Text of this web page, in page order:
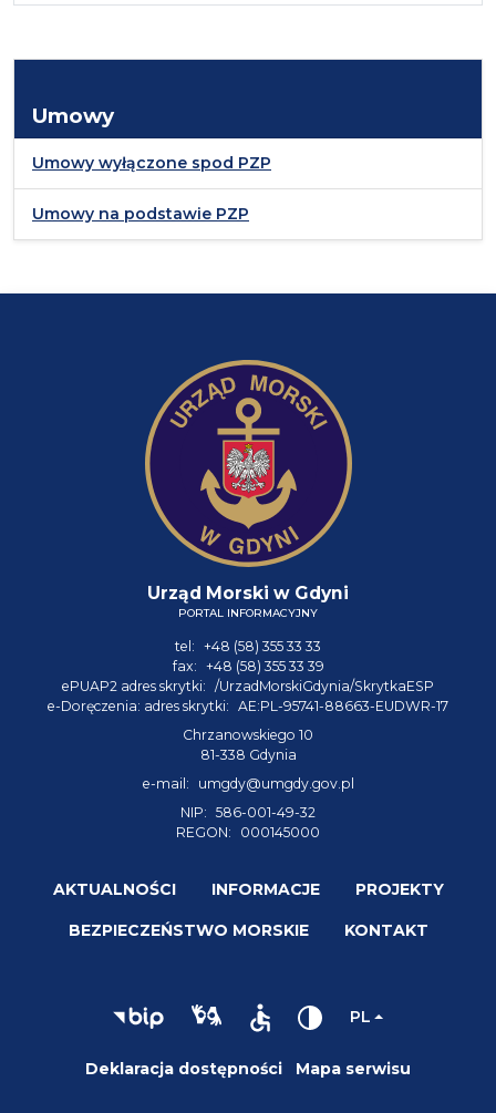
Umowy
Umowy wyłączone spod PZP
Umowy na podstawie PZP
Urząd Morski w Gdyni
PORTAL INFORMACYJNY
tel: +48 (58) 355 33 33
fax: +48 (58) 355 33 39
ePUAP2 adres skrytki: /UrzadMorskiGdynia/SkrytkaESP
e-Doręczenia: adres skrytki: AE:PL-95741-88663-EUDWR-17
Chrzanowskiego 10
81-338 Gdynia
e-mail:
umgdy@umgdy.gov.pl
NIP: 586-001-49-32
REGON:
000145000
AKTUALNOŚCI INFORMACJE PROJEKTY
BEZPIECZEŃSTWO MORSKIE KONTAKT
PL
Deklaracja dostępności Mapa serwisu